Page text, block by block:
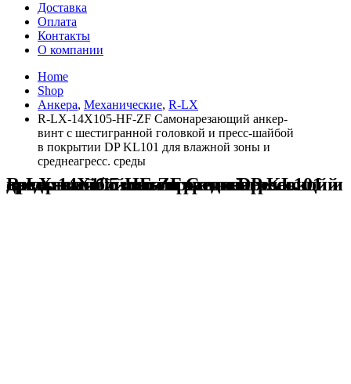
Доставка
Оплата
Контакты
О компании
Home
Shop
Анкера, Механические, R-LX
R-LX-14X105-HF-ZF Самонарезающий анкер-
винт с шестигранной головкой и пресс-шайбой
в покрытии DP KL101 для влажной зоны и
среднеагресс. среды
R-LX-14X105-HF-ZF Самонарезающий анкер-винт с шестигранной головкой и пресс-шайбой в покрытии DP KL101 для влажной зоны и среднеагресс. среды